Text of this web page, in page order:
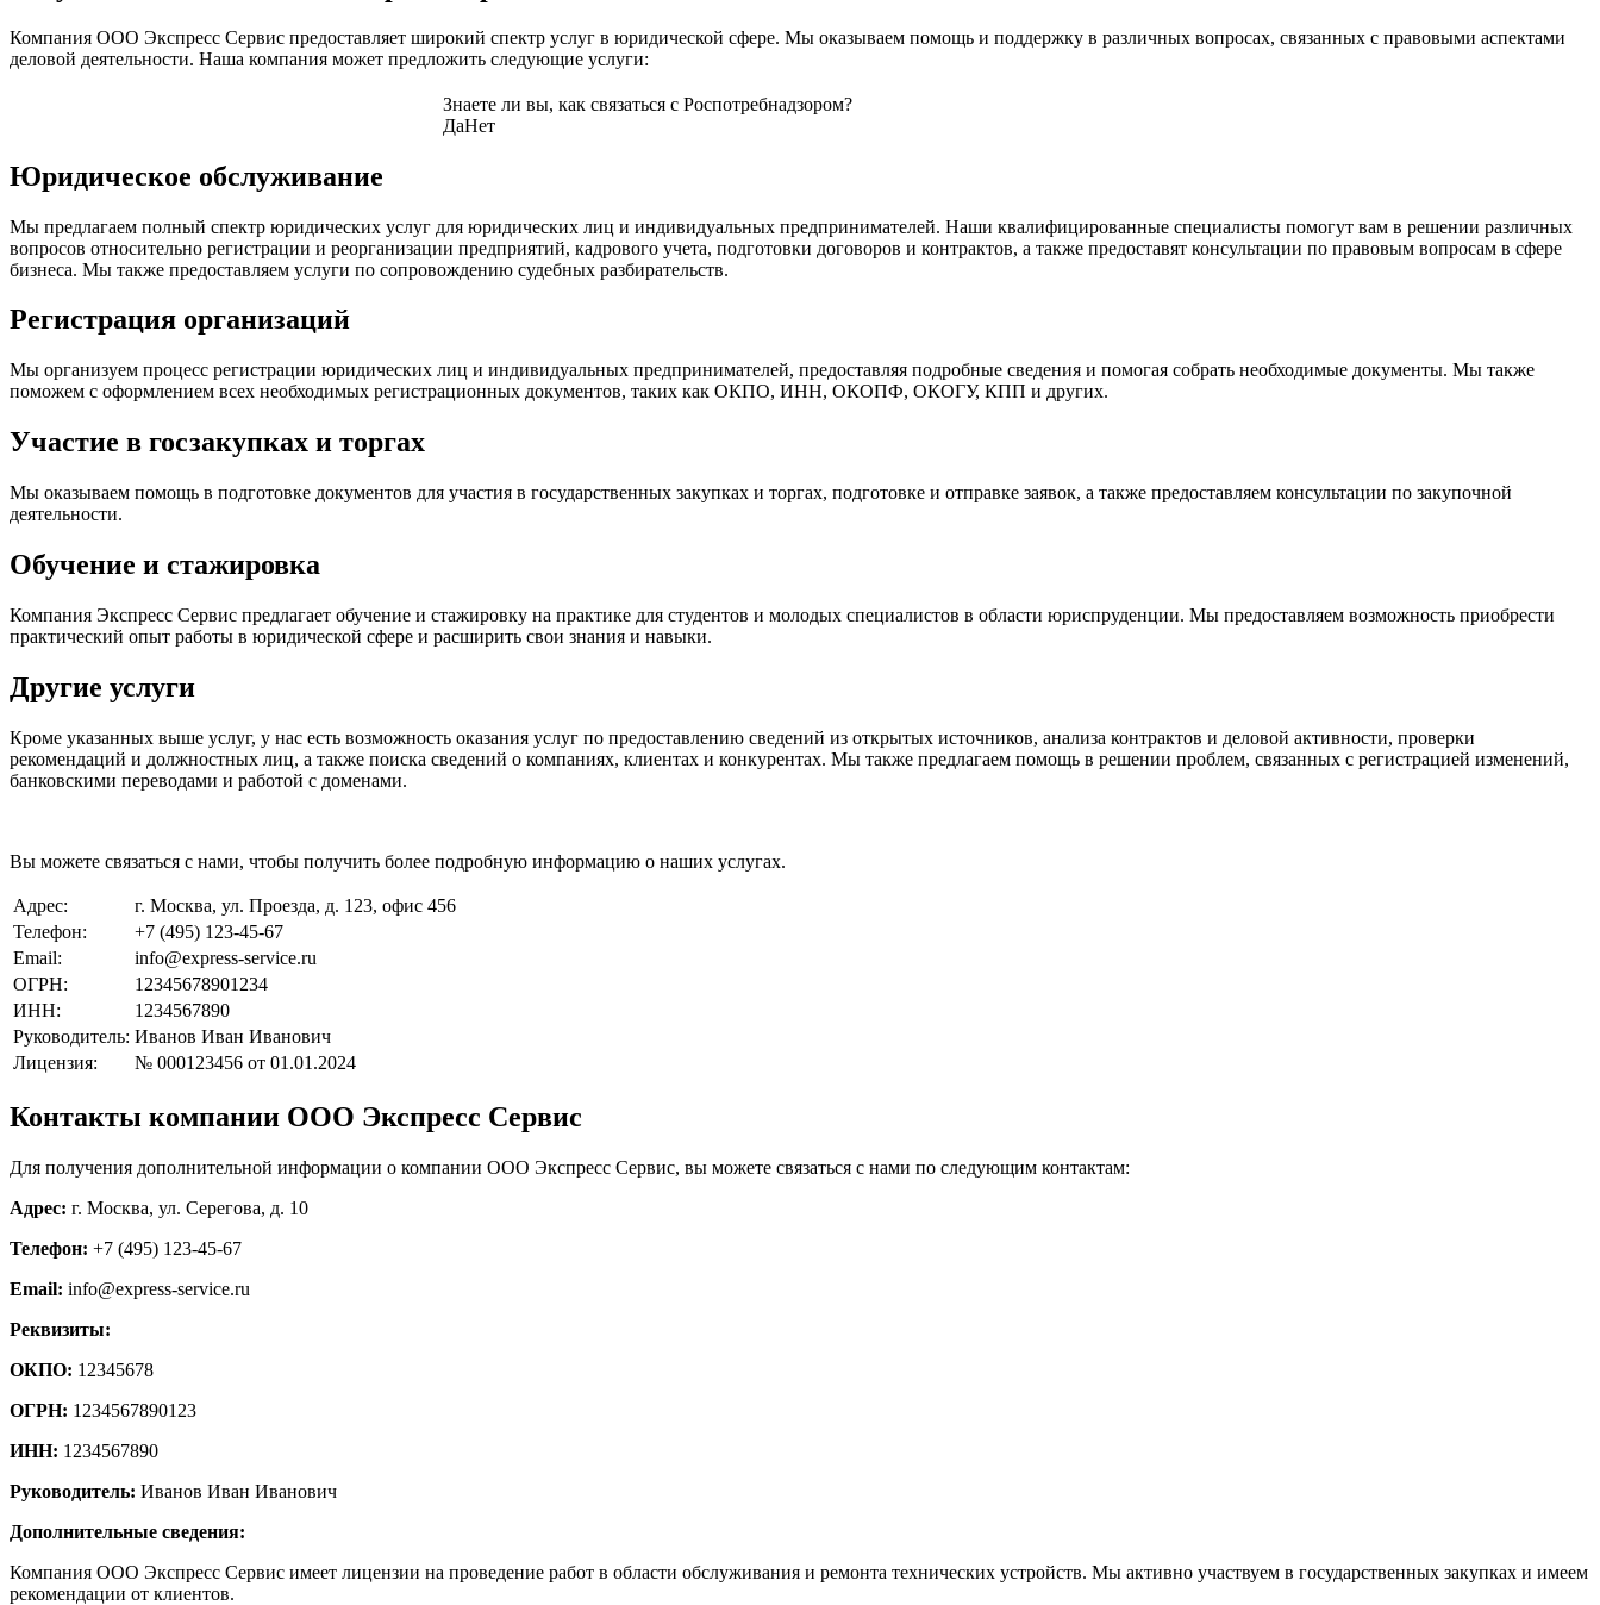
Компания ООО Экспресс Сервис предоставляет широкий спектр услуг в юридической сфере. Мы оказываем помощь и поддержку в различных вопросах, связанных с правовыми аспектами
деловой деятельности. Наша компания может предложить следующие услуги:
Знаете ли вы, как связаться с Роспотребнадзором?
ДаНет
Юридическое обслуживание
Мы предлагаем полный спектр юридических услуг для юридических лиц и индивидуальных предпринимателей. Наши квалифицированные специалисты помогут вам в решении различных
вопросов относительно регистрации и реорганизации предприятий, кадрового учета, подготовки договоров и контрактов, а также предоставят консультации по правовым вопросам в сфере
бизнеса. Мы также предоставляем услуги по сопровождению судебных разбирательств.
Регистрация организаций
Мы организуем процесс регистрации юридических лиц и индивидуальных предпринимателей, предоставляя подробные сведения и помогая собрать необходимые документы. Мы также
поможем с оформлением всех необходимых регистрационных документов, таких как ОКПО, ИНН, ОКОПФ, ОКОГУ, КПП и других.
Участие в госзакупках и торгах
Мы оказываем помощь в подготовке документов для участия в государственных закупках и торгах, подготовке и отправке заявок, а также предоставляем консультации по закупочной
деятельности.
Обучение и стажировка
Компания Экспресс Сервис предлагает обучение и стажировку на практике для студентов и молодых специалистов в области юриспруденции. Мы предоставляем возможность приобрести
практический опыт работы в юридической сфере и расширить свои знания и навыки.
Другие услуги
Кроме указанных выше услуг, у нас есть возможность оказания услуг по предоставлению сведений из открытых источников, анализа контрактов и деловой активности, проверки
рекомендаций и должностных лиц, а также поиска сведений о компаниях, клиентах и конкурентах. Мы также предлагаем помощь в решении проблем, связанных с регистрацией изменений,
банковскими переводами и работой с доменами.
Вы можете связаться с нами, чтобы получить более подробную информацию о наших услугах.
Адрес:
г. Москва, ул. Проезда, д. 123, офис 456
Телефон:
+7 (495) 123-45-67
Email:
info@express-service.ru
ОГРН:
12345678901234
ИНН:
1234567890
Руководитель: Иванов Иван Иванович
Лицензия:
№ 000123456 от 01.01.2024
Контакты компании ООО Экспресс Сервис
Для получения дополнительной информации о компании ООО Экспресс Сервис, вы можете связаться с нами по следующим контактам:
Адрес: г. Москва, ул. Серегова, д. 10
Телефон: +7 (495) 123-45-67
Email: info@express-service.ru
Реквизиты:
ОКПО: 12345678
ОГРН: 1234567890123
ИНН: 1234567890
Руководитель: Иванов Иван Иванович
Дополнительные сведения:
Компания ООО Экспресс Сервис имеет лицензии на проведение работ в области обслуживания и ремонта технических устройств. Мы активно участвуем в государственных закупках и имеем
рекомендации от клиентов.